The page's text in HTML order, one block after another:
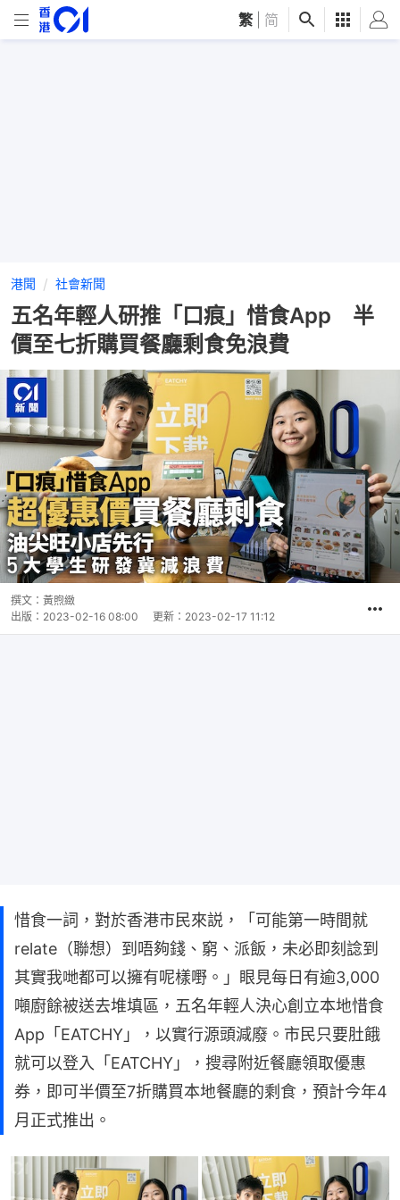
繁 简
港聞 社會新聞
五名年輕人研推「口痕」惜食App 半
價至七折購買餐廳剩食免浪費
撰文： 黃煦緻
出版： 2023-02-16 08:00 更新： 2023-02-17 11:12
惜食一詞，對於香港市民來説，「可能第一時間就
relate（聯想）到唔夠錢、窮、派飯，未必即刻諗到
其實我哋都可以擁有呢樣嘢。」眼見每日有逾3,000
噸廚餘被送去堆填區，五名年輕人決心創立本地惜食
App「EATCHY」，以實行源頭減廢。市民只要肚餓
就可以登入「EATCHY」，搜尋附近餐廳領取優惠
券，即可半價至7折購買本地餐廳的剩食，預計今年4
月正式推出。